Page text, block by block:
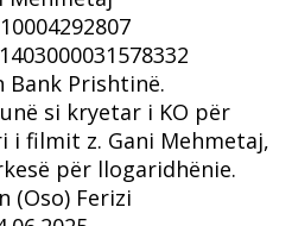
Bank Prishtinë.
si kryetar i KO për
i filmit z. Gani Mehmetaj,
për llogaridhënie.
(Oso) Ferizi